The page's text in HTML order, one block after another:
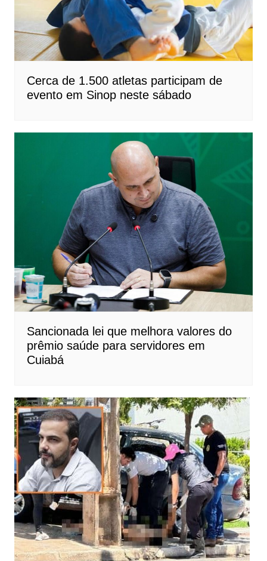
Cerca de 1.500 atletas participam de
evento em Sinop neste sábado
Sancionada lei que melhora valores do
prêmio saúde para servidores em
Cuiabá